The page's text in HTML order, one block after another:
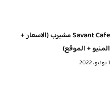
Savant Cafe مشيرب (الاسعار +
المنيو + الموقع)
1 يونيو، 2022